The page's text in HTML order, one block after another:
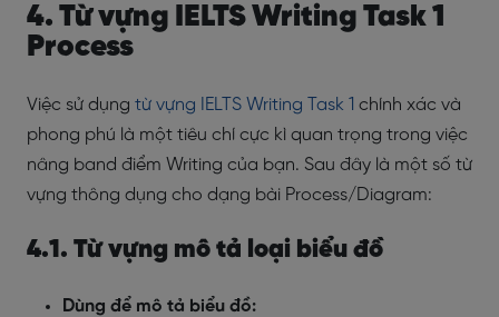
4. Từ vựng IELTS Writing Task 1
Process
Việc sử dụng từ vựng IELTS Writing Task 1 chính xác và
phong phú là một tiêu chí cực kì quan trọng trong việc
nâng band điểm Writing của bạn. Sau đây là một số từ
vựng thông dụng cho dạng bài Process/Diagram:
4.1. Từ vựng mô tả loại biểu đồ
Dùng để mô tả biểu đồ: